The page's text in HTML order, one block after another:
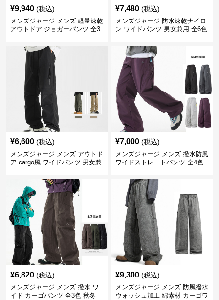
¥9,940 (税込)
メンズジャージ メンズ 軽量速乾
アウトドア ジョガーパンツ 全3
¥7,480 (税込)
メンズジャージ 防水速乾ナイロ
ン ワイドパンツ 男女兼用 全6色
¥6,600 (税込)
メンズジャージ メンズ アウトド
ア cargo風 ワイドパンツ 男女兼
¥7,000 (税込)
メンズジャージ メンズ 撥水防風
ワイドストレートパンツ 全4色
¥6,820 (税込)
メンズジャージ メンズ 撥水 ワ
イド カーゴパンツ 全3色 秋冬
¥9,300 (税込)
メンズジャージ メンズ 防風撥水
ウォッシュ加工 綿素材 カーゴワ